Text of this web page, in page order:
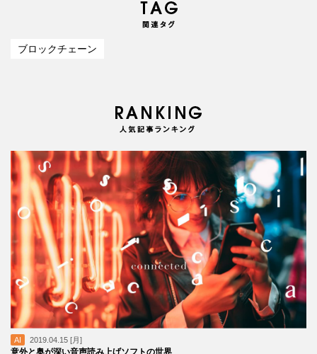
ブロックチェーン
AI 2019.04.15 [月]
意外と奥が深い音声読み上げソフトの世界